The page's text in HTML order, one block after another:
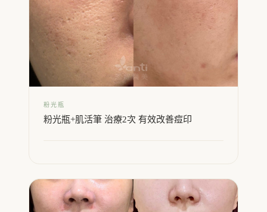
粉光瓶
粉光瓶+肌活筆 治療2次 有效改善痘印